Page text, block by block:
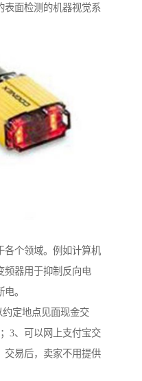
表面检测的机器视觉系
各个领域。例如计算机
频器用于抑制反向电
。
定地点见面现金交
3、可以网上支付宝交
交易后，卖家不用提供